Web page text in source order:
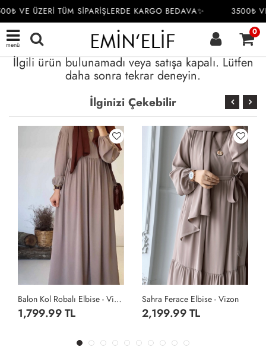
VE ÜZERİ TÜM SİPARİŞLERDE KARGO BEDAVA✨ 3500₺
menü
0
İlgili ürün bulunamadı veya satışa kapalı. Lütfen
daha sonra tekrar deneyin.
İlginizi Çekebilir
Sahra Ferace Elbise - Vizon
2,199.99 TL 2,199.99 TL